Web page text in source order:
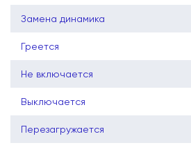
Замена динамика
Греется
Не включается
Выключается
Перезагружается